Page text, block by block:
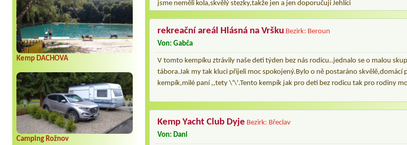
Kemp DACHOVA
Camping Rožnov
jsme neměli kola,skvělý stezky,takže jen a jen doporučuji Jehlíci
rekreační areál Hlásná na Vršku Bezirk: Beroun
Von: Gabča
V tomto kempíku ztrávily naše deti týden bez nás rodicu..jednalo se o malou
tábora.Jak my tak kluci přijeli moc spokojený.Bylo o ně postaráno
kempík,milé paní ,,tety \'\'.Tento kempík jak pro deti bez rodicu tak pro rodiny
Kemp Yacht Club Dyje Bezirk: Břeclav
Von: Dani